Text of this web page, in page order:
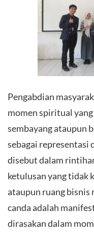
Pengabdian
momen spiritual
sembayang ataupun
sebagai representasi
disebut dalam
ketulusan yang tidak
ataupun ruang bisnis
canda adalah
dirasakan dalam